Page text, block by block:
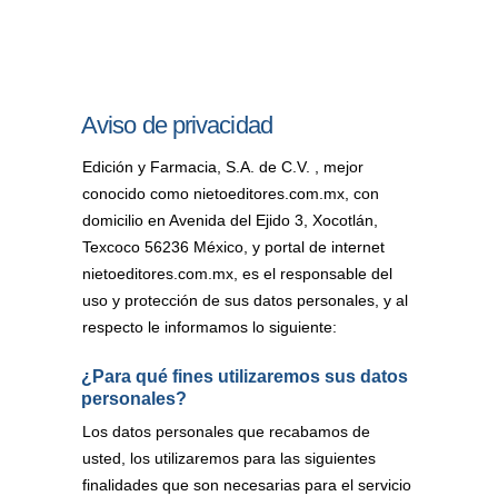
Aviso de privacidad
Edición y Farmacia, S.A. de C.V. , mejor
conocido como nietoeditores.com.mx, con
domicilio en Avenida del Ejido 3, Xocotlán,
Texcoco 56236 México, y portal de internet
nietoeditores.com.mx, es el responsable del
uso y protección de sus datos personales, y al
respecto le informamos lo siguiente:
¿Para qué fines utilizaremos sus datos
personales?
Los datos personales que recabamos de
usted, los utilizaremos para las siguientes
finalidades que son necesarias para el servicio